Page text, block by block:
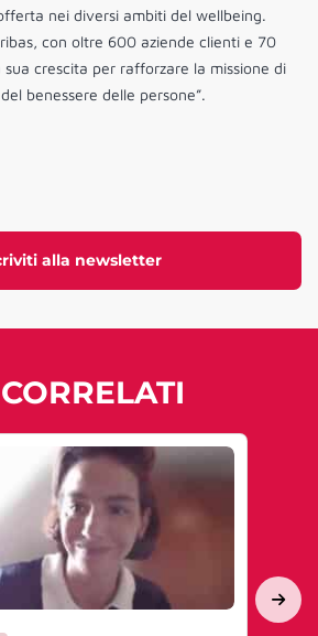
alla newsletter
nei diversi ambiti del wellbeing.
con oltre 600 aziende clienti e 70
crescita per rafforzare la missione di
benessere delle persone”.